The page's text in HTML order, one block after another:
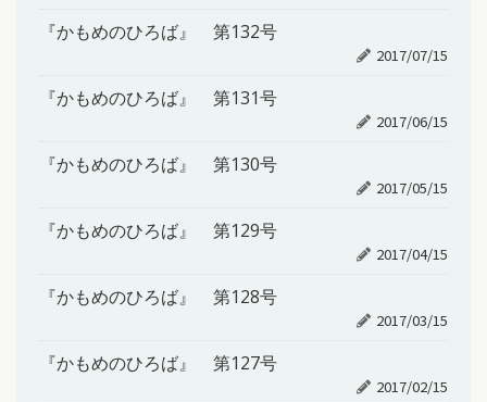
『かもめのひろば』 第132号
2017/07/15
『かもめのひろば』 第131号
2017/06/15
『かもめのひろば』 第130号
2017/05/15
『かもめのひろば』 第129号
2017/04/15
『かもめのひろば』 第128号
2017/03/15
『かもめのひろば』 第127号
2017/02/15